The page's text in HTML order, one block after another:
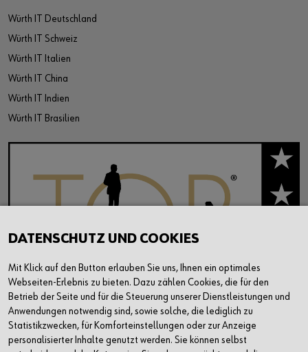
Würth IT Deutschland
Würth IT Schweiz
Würth IT Italien
Würth IT China
Würth IT Indien
Würth IT Brasilien
DATENSCHUTZ UND COOKIES
Mit Klick auf den Button erlauben Sie uns, Ihnen ein optimales
Webseiten-Erlebnis zu bieten. Dazu zählen Cookies, die für den
Betrieb der Seite und für die Steuerung unserer Dienstleistungen und
Anwendungen notwendig sind, sowie solche, die lediglich zu
Statistikzwecken, für Komforteinstellungen oder zur Anzeige
personalisierter Inhalte genutzt werden. Sie können selbst